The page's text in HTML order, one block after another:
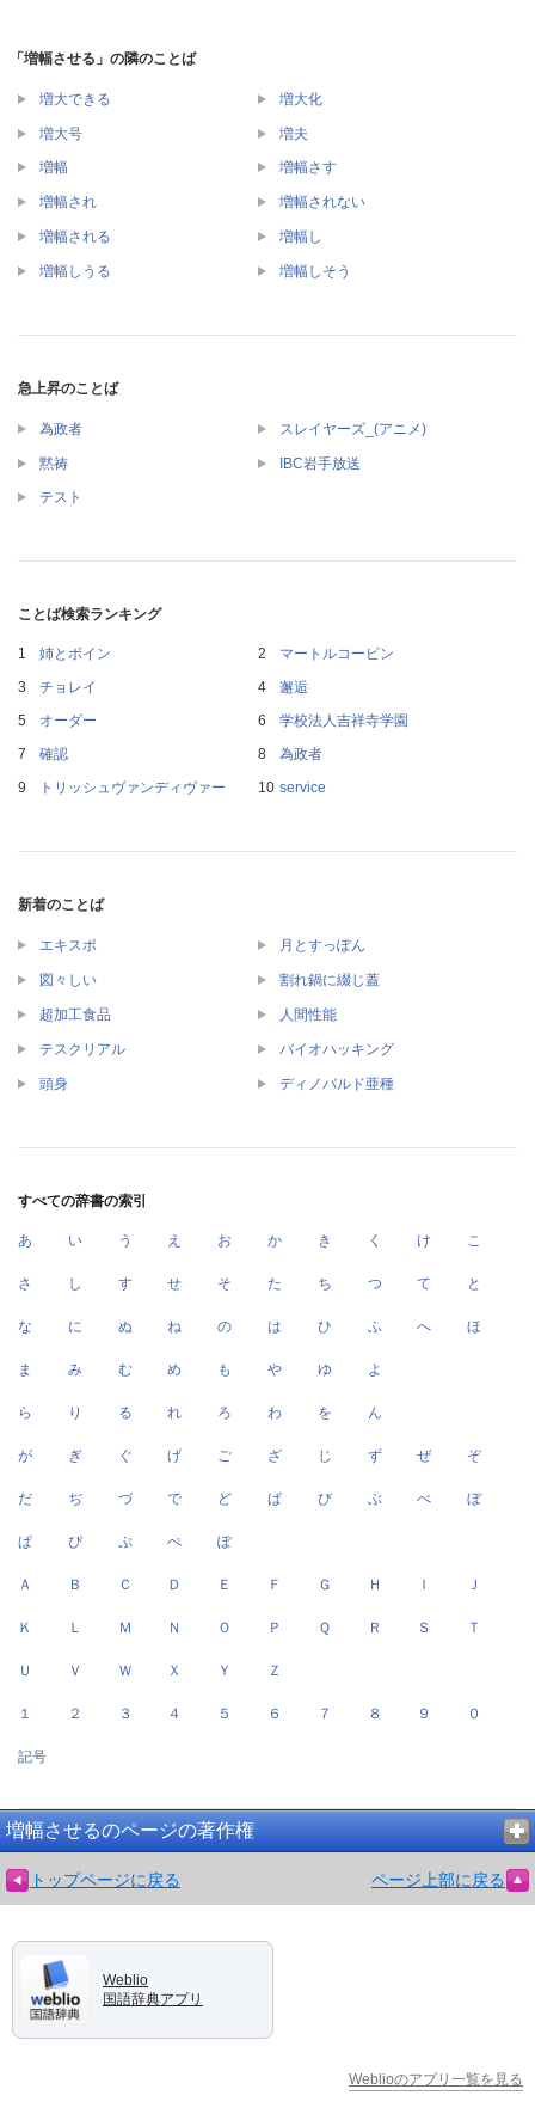
「増幅させる」の隣のことば
増大できる 増大化
増大号 増夫
増幅 増幅さす
増幅され 増幅されない
増幅される 増幅し
増幅しうる 増幅しそう
急上昇のことば
為政者 スレイヤーズ_(アニメ)
黙祷 IBC岩手放送
テスト
ことば検索ランキング
姉とボイン
マートルコービン
チョレイ
邂逅
オーダー
学校法人吉祥寺学園
確認
為政者
トリッシュヴァンディヴァー
service
新着のことば
エキスポ 月とすっぽん
図々しい 割れ鍋に綴じ蓋
超加工食品 人間性能
テスクリアル バイオハッキング
頭身 ディノバルド亜種
すべての辞書の索引
あ い う え お か き く け こ
さ し す せ そ た ち つ て と
な に ぬ ね の は ひ ふ へ ほ
ま み む め も や ゆ よ
ら り る れ ろ わ を ん
が ぎ ぐ げ ご ざ じ ず ぜ ぞ
だ ぢ づ で ど ば び ぶ べ ぼ
ぱ ぴ ぷ ぺ ぽ
Ａ Ｂ Ｃ Ｄ Ｅ Ｆ Ｇ Ｈ Ｉ Ｊ
Ｋ Ｌ Ｍ Ｎ Ｏ Ｐ Ｑ Ｒ Ｓ Ｔ
Ｕ Ｖ Ｗ Ｘ Ｙ Ｚ
１ ２ ３ ４ ５ ６ ７ ８ ９ ０
記号
増幅させるのページの著作権
トップページに戻る ページ上部に戻る
Weblio
国語辞典アプリ
Weblioのアプリ一覧を見る